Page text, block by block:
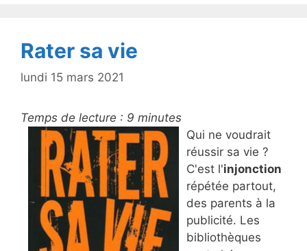
Rater sa vie
lundi 15 mars 2021
Temps de lecture : 9 minutes
Qui ne voudrait
réussir sa vie ?
C'est l'injonction
répétée partout,
des parents à la
publicité. Les
bibliothèques